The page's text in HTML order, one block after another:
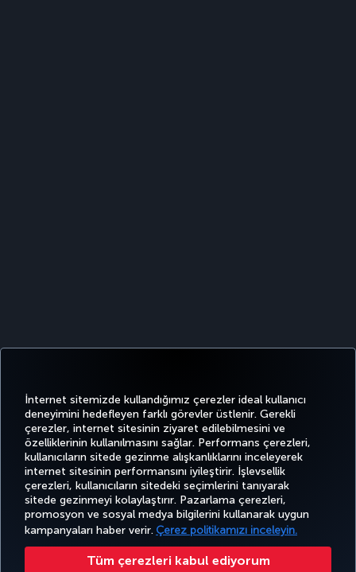
İnternet sitemizde kullandığımız çerezler ideal kullanıcı
deneyimini hedefleyen farklı görevler üstlenir. Gerekli
çerezler, internet sitesinin ziyaret edilebilmesini ve
özelliklerinin kullanılmasını sağlar. Performans çerezleri,
kullanıcıların sitede gezinme alışkanlıklarını inceleyerek
internet sitesinin performansını iyileştirir. İşlevsellik
çerezleri, kullanıcıların sitedeki seçimlerini tanıyarak
sitede gezinmeyi kolaylaştırır. Pazarlama çerezleri,
promosyon ve sosyal medya bilgilerini kullanarak uygun
kampanyaları haber verir. Çerez politikamızı inceleyin.
Tüm çerezleri kabul ediyorum
TwitterFacebook
Instagram
YoutubeLinkedIn
TiktokBlogPinterest
BİLET
AL VE
YÖNET
DENEYİM
FIRSATLAR
VE UÇUŞ
NOKTALARI
YARDIM MILES&SMILES